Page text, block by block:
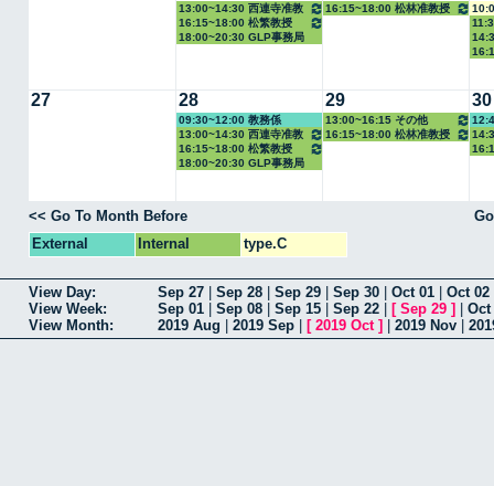
13:00~14:30 西連寺准教
授
16:15~18:00 松繁教授
18:00~20:30 GLP事務局
16:15~18:00 松林准教授
27 28
09:30~12:00 教務係
13:00~14:30 西連寺准教
授
16:15~18:00 松繁教授
18:00~20:30 GLP事務局
29
13:00~16:15 その他
16:15~18:00 松林准教授
30
<< Go To Month Before
External
Internal type.C
View Day: Sep 27 Sep 28 Sep 29 Sep 30 Oct 01 Oct 02
View Week:
Sep 01 Sep 08 Sep 15 Sep 22 [ Sep 29 ]
Oct
View Month:
2019 Aug 2019 Sep [ 2019 Oct ] 2019 Nov